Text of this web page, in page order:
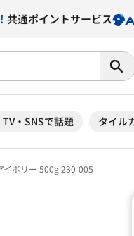
共通ポイントサービス
TV・SNSで話題 タイル
ボリー 500g 230-005